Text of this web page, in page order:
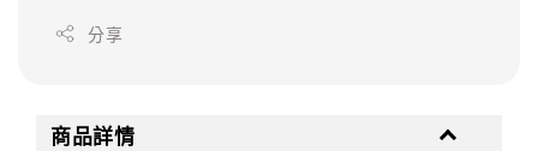
分享
商品詳情